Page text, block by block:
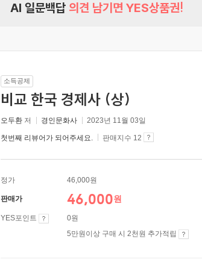
AI 일문백답 의견 남기면 YES상품권!
소득공제
비교 한국 경제사 (상)
오두환 저 경인문화사 2023년 11월 03일
첫번째 리뷰어가 되어주세요. 판매지수 12
정가 46,000원
판매가 46,000원
YES포인트
0원
5만원이상 구매 시 2천원 추가적립